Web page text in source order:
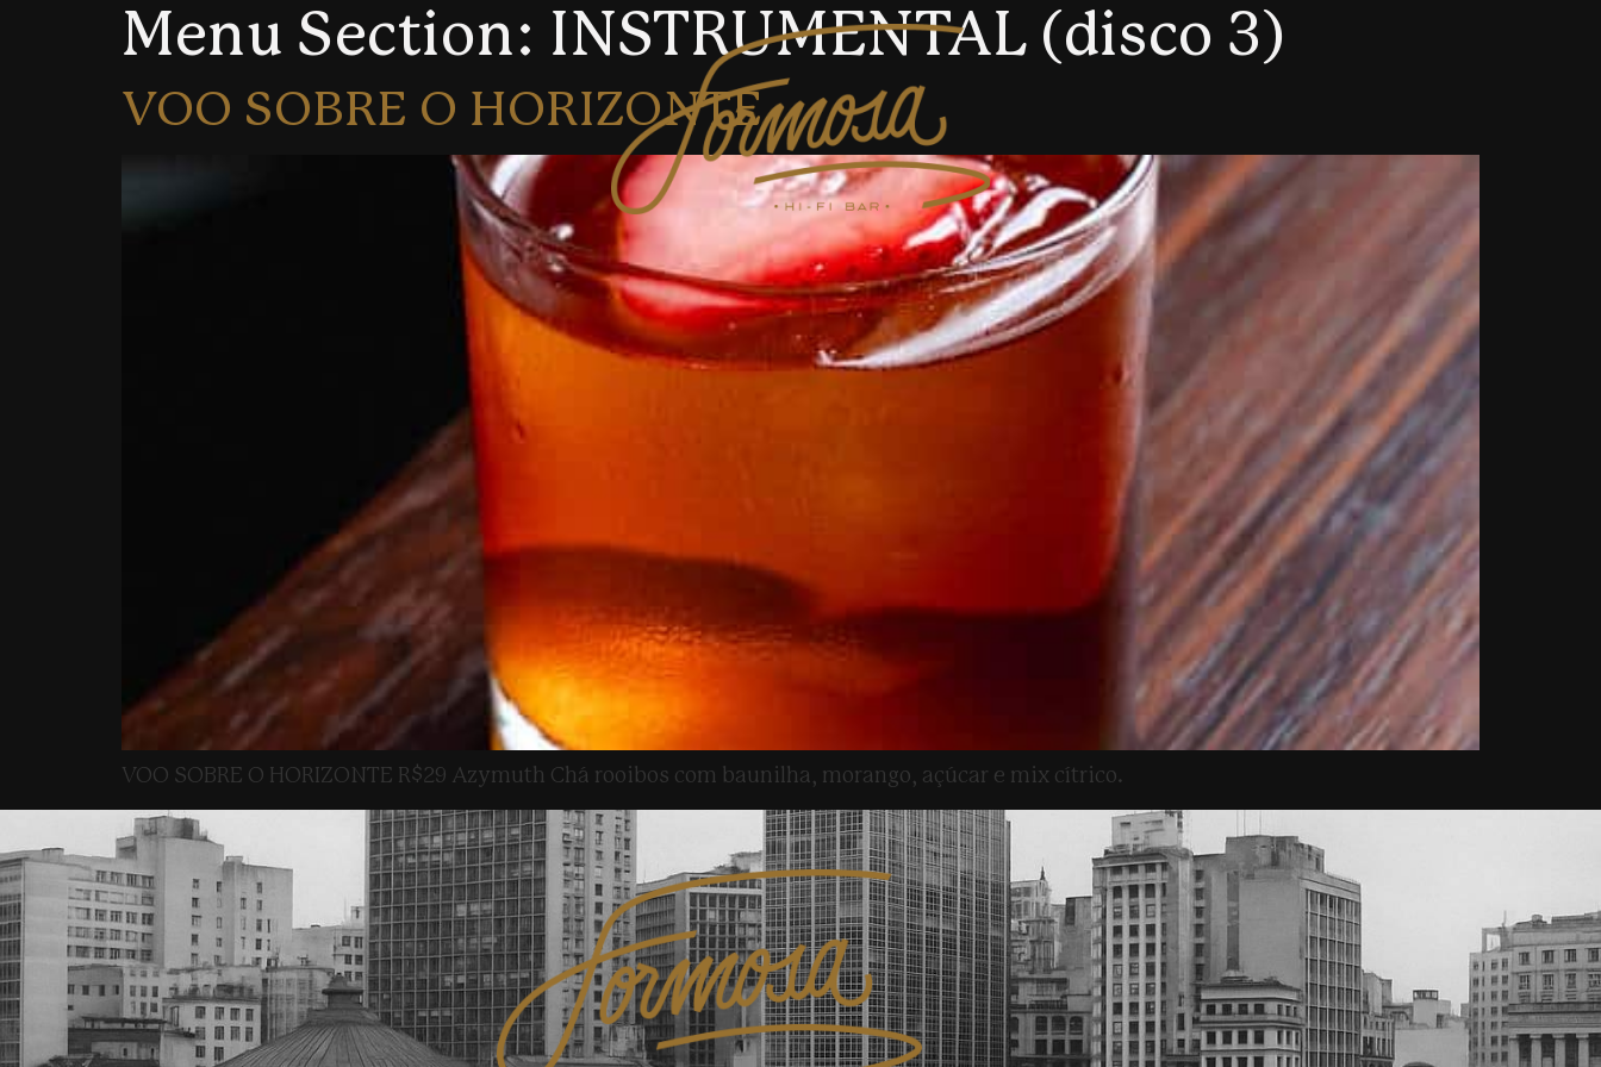
Menu Section: INSTRUMENTAL (disco 3)
VOO SOBRE O HORIZONTE
VOO SOBRE O HORIZONTE R$29 Azymuth Chá rooibos com baunilha, morango, açúcar e mix cítrico.